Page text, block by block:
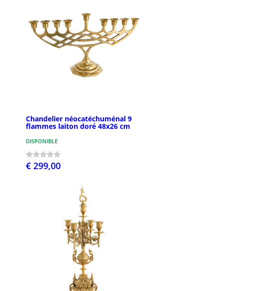
Chandelier néocatéchuménal 9
flammes laiton doré 48x26 cm
DISPONIBLE
€ 299,00